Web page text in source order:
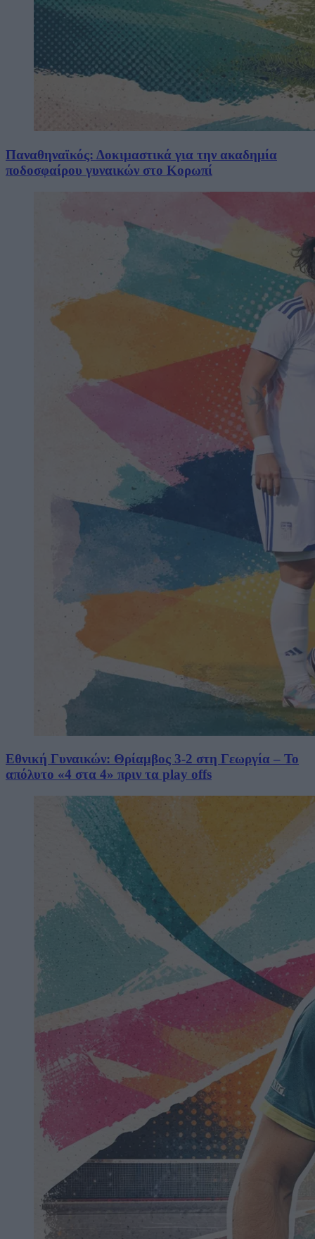
Παναθηναϊκός: Δοκιμαστικά για την ακαδημία
ποδοσφαίρου γυναικών στο Κορωπί
Εθνική Γυναικών: Θρίαμβος 3-2 στη Γεωργία – Το
απόλυτο «4 στα 4» πριν τα play offs